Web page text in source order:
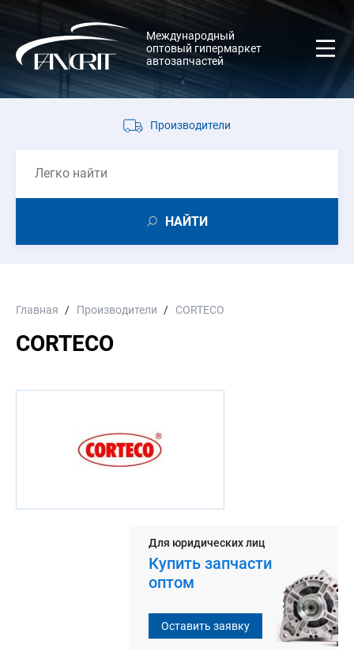
Международный
оптовый гипермаркет
автозапчастей
Производители
НАЙТИ
Главная Производители CORTECO
CORTECO
Для юридических лиц
Купить запчасти
оптом
Оставить заявку